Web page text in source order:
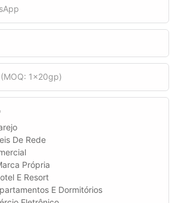
1x20gp)
De Rede
Própria
E Resort
E Dormitórios